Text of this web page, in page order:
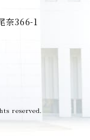
奈366-1
reserved.